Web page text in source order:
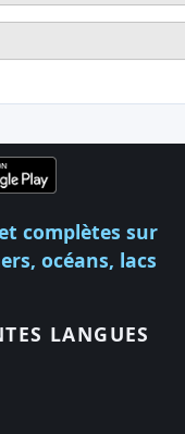
complètes sur
océans, lacs
LANGUES